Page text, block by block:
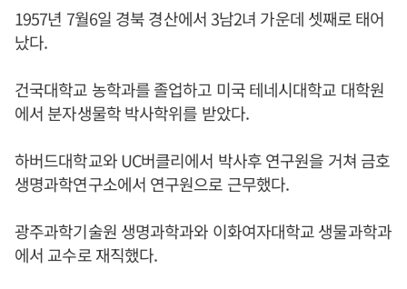
1957년 7월6일 경북 경산에서 3남2녀 가운데 셋째로 태어
났다.
건국대학교 농학과를 졸업하고 미국 테네시대학교 대학원
에서 분자생물학 박사학위를 받았다.
하버드대학교와 UC버클리에서 박사후 연구원을 거쳐 금호
생명과학연구소에서 연구원으로 근무했다.
광주과학기술원 생명과학과와 이화여자대학교 생물과학과
에서 교수로 재직했다.